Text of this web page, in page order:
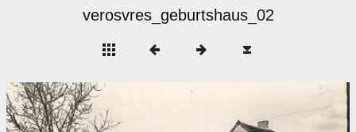
verosvres_geburtshaus_02